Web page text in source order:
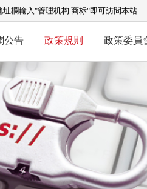
欄輸入"管理机构.商标"即可訪問本站
公告 政策規則 政策委員